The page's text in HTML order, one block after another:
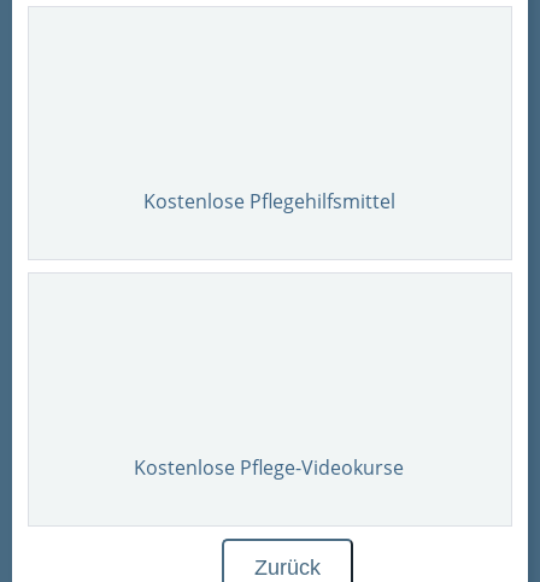
Kostenlose Pflegehilfsmittel
Kostenlose Pflege-Videokurse
Zurück